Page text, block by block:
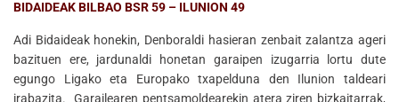
BIDAIDEAK BILBAO BSR 59 – ILUNION 49
Adi Bidaideak honekin, Denboraldi hasieran zenbait zalantza ageri
bazituen ere, jardunaldi honetan garaipen izugarria lortu dute
egungo Ligako eta Europako txapelduna den Ilunion taldeari
irabazita. Garailearen pentsamoldearekin atera ziren bizkaitarrak,